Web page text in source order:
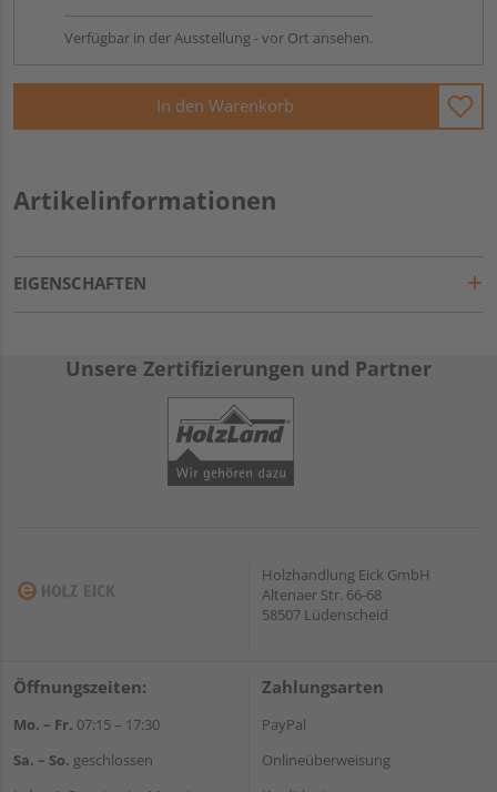
Verfügbar in der Ausstellung - vor Ort ansehen.
In den Warenkorb
Artikelinformationen
EIGENSCHAFTEN
Unsere Zertifizierungen und Partner
Holzhandlung Eick GmbH
Altenaer Str. 66-68
58507 Lüdenscheid
Öffnungszeiten:
Mo. – Fr. 07:15 – 17:30
Sa. – So. geschlossen
Zahlungsarten
PayPal
Onlineüberweisung